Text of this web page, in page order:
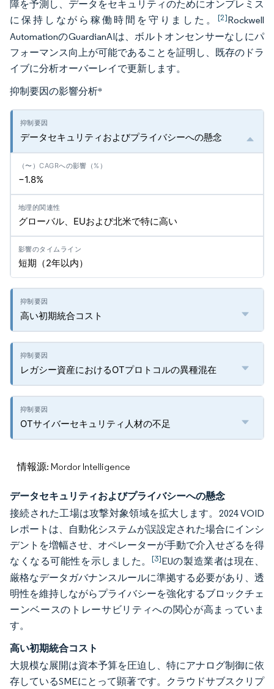
障を予測し、データをセキュリティのためにオンプレミス
に保持しながら稼働時間を守りました。 [2]Rockwell
AutomationのGuardianAIは、ボルトオンセンサーなしにパ
フォーマンス向上が可能であることを証明し、既存のドラ
イブに分析オーバーレイで更新します。
抑制要因の影響分析*
データセキュリティおよびプライバシーへの懸念
−1.8%
グローバル、EUおよび北米で特に高い
短期（2年以内）
高い初期統合コスト
レガシー資産におけるOTプロトコルの異種混在
OTサイバーセキュリティ人材の不足
情報源: Mordor Intelligence
データセキュリティおよびプライバシーへの懸念
接続された工場は攻撃対象領域を拡大します。2024 VOID
レポートは、自動化システムが誤設定された場合にインシ
デントを増幅させ、オペレーターが手動で介入せざるを得
なくなる可能性を示しました。 [3]EUの製造業者は現在、
厳格なデータガバナンスルールに準拠する必要があり、透
明性を維持しながらプライバシーを強化するブロックチェ
ーンベースのトレーサビリティへの関心が高まっていま
す。
高い初期統合コスト
大規模な展開は資本予算を圧迫し、特にアナログ制御に依
存しているSMEにとって顕著です。クラウドサブスクリプ